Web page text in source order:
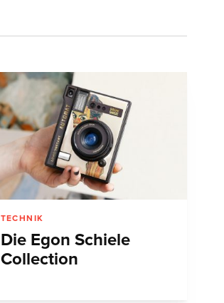
TECHNIK
Die Egon Schiele
Collection